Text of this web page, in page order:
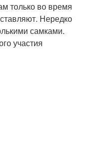
только во время
Нередко
самками.
участия